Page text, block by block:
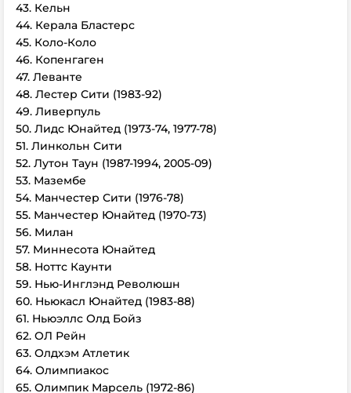
43. Кельн
44. Керала Бластерс
45. Коло-Коло
46. Копенгаген
47. Леванте
48. Лестер Сити (1983-92)
49. Ливерпуль
50. Лидс Юнайтед (1973-74, 1977-78)
51. Линкольн Сити
52. Лутон Таун (1987-1994, 2005-09)
53. Мазембе
54. Манчестер Сити (1976-78)
55. Манчестер Юнайтед (1970-73)
56. Милан
57. Миннесота Юнайтед
58. Ноттс Каунти
59. Нью-Инглэнд Революшн
60. Ньюкасл Юнайтед (1983-88)
61. Ньюэллс Олд Бойз
62. ОЛ Рейн
63. Олдхэм Атлетик
64. Олимпиакос
65. Олимпик Марсель (1972-86)